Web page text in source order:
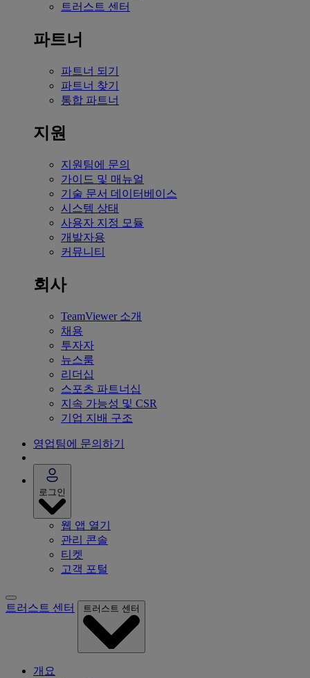
트러스트 센터
파트너
파트너 되기
파트너 찾기
통합 파트너
지원
지원팀에 문의
가이드 및 매뉴얼
기술 문서 데이터베이스
시스템 상태
사용자 지정 모듈
개발자용
커뮤니티
회사
TeamViewer 소개
채용
투자자
뉴스룸
리더십
스포츠 파트너십
지속 가능성 및 CSR
기업 지배 구조
영업팀에 문의하기
로그인
웹 앱 열기
관리 콘솔
티켓
고객 포털
트러스트 센터 트러스트 센터
개요